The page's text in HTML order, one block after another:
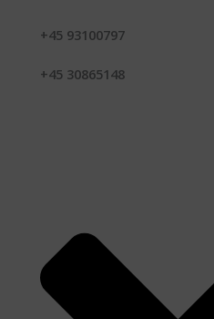
+45 93100797
+45 30865148